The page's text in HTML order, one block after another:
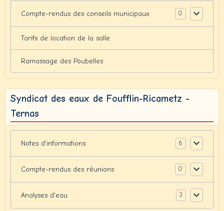
Compte-rendus des conseils municipaux 0
Tarifs de location de la salle
Ramassage des Poubelles
Syndicat des eaux de Foufflin-Ricametz -
Ternas
Notes d'informations 6
Compte-rendus des réunions 0
Analyses d'eau 3